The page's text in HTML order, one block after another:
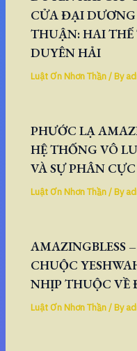
CỬA ĐẠI
THUẬN: HAI THẾ
DUYÊN HẢI
Luật Ơn Nhơn Thần/ By
PHƯỚC LẠ
HỆ THỐNG VÔ
VÀ SỰ PHÂN
Luật Ơn Nhơn Thần/ By
AMAZINGBLESS
CHUỘC
NHỊP THUỘC VỀ
Luật Ơn Nhơn Thần/ By